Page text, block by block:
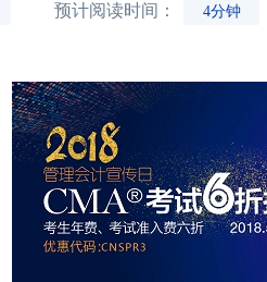
预计阅读时间： 4分钟